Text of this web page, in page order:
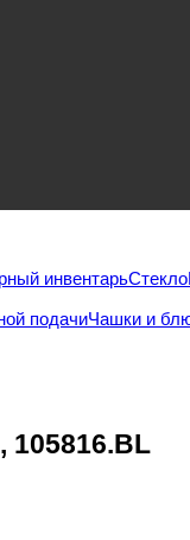
инвентарьСтекло
подачиЧашки и